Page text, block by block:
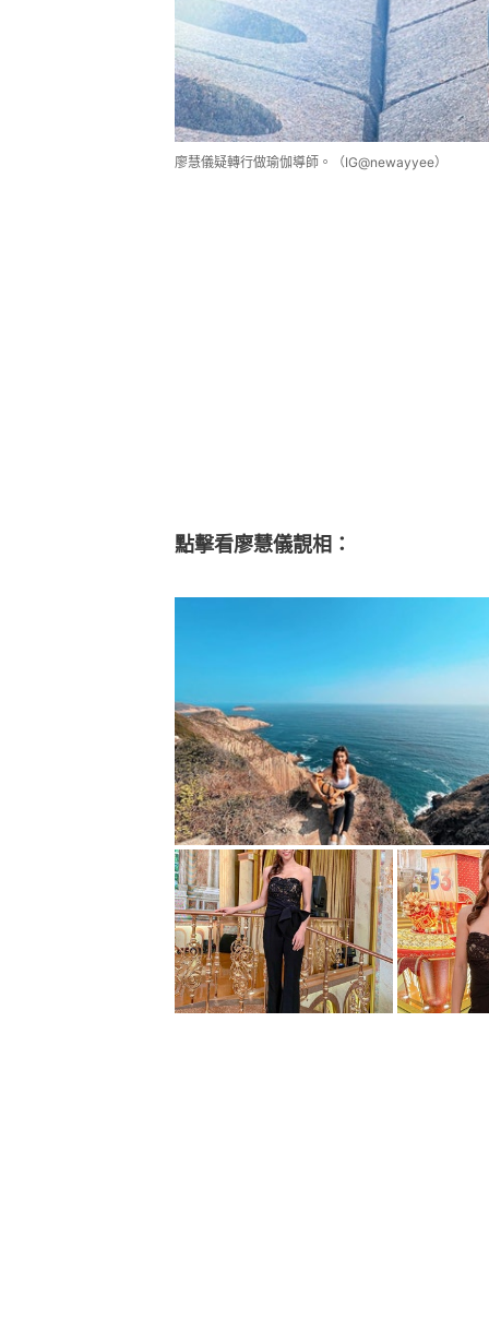
廖慧儀疑轉行做瑜伽導師。（IG@newayyee）
點擊看廖慧儀靚相：